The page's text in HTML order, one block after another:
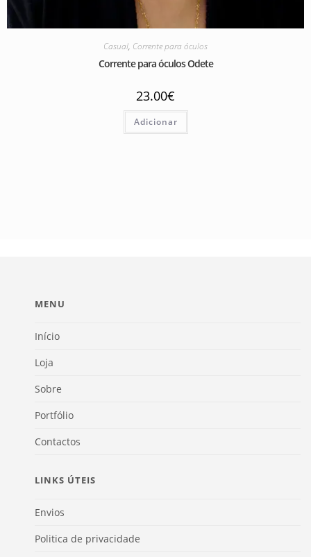
Casual, Corrente para óculos
Corrente para óculos Odete
23.00€
Adicionar
MENU
Início
Loja
Sobre
Portfólio
Contactos
LINKS ÚTEIS
Envios
Politica de privacidade